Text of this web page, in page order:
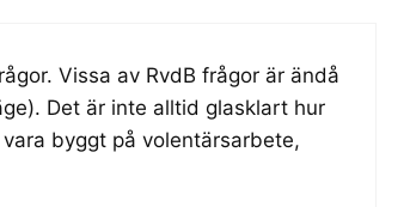
Vissa av RvdB frågor är ändå
Det är inte alltid glasklart hur
byggt på volentärsarbete,